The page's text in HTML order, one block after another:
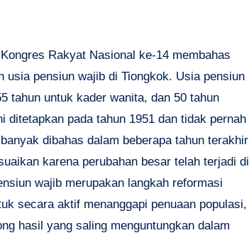
Rakyat Nasional ke-14 membahas
usia pensiun wajib di Tiongkok. Usia pensiun
tahun untuk kader wanita, dan 50 tahun
pada tahun 1951 dan tidak pernah
dibahas dalam beberapa tahun terakhir
karena perubahan besar telah terjadi di
wajib merupakan langkah reformasi
secara aktif menanggapi penuaan populasi,
hasil yang saling menguntungkan dalam